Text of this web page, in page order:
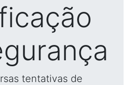
tentativas de